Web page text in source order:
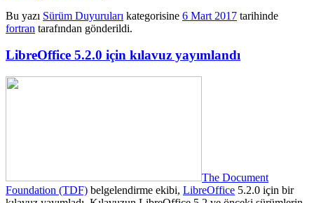
Bu yazı Sürüm Duyuruları kategorisine 6 Mart 2017 tarihinde
fortran tarafından gönderildi.
LibreOffice 5.2.0 için kılavuz yayımlandı
The Document
Foundation (TDF) belgelendirme ekibi, LibreOffice 5.2.0 için bir